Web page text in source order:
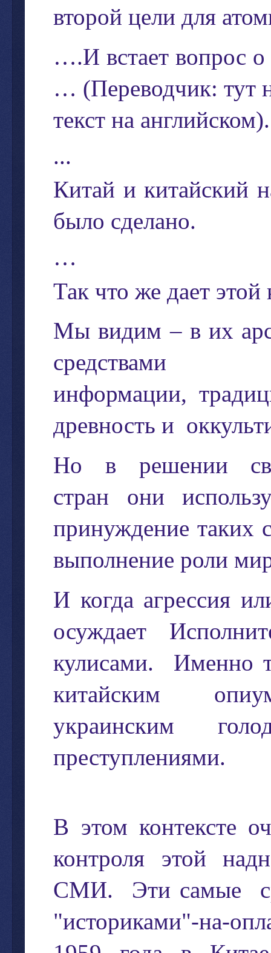
второй цели для
….И встает вопрос о
… (Переводчик:тут
текст на английском).
...
Китай и китайский
было сделано.
…
Так что же дает этой
Мы видим – в их
средствами
информации,
древность и
Но
в решении
стран
они
принуждение таких
выполнение роли
И когда агрессия
осуждает
кулисами. Именно
китайским
украинским
преступлениями.
В этом контексте
контроля
этой
СМИ. Эти самые
"историками"-на-